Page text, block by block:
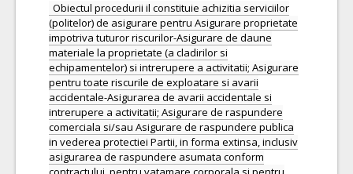
Obiectul procedurii il constituie achizitia serviciilor
(politelor) de asigurare pentru Asigurare proprietate
impotriva tuturor riscurilor-Asigurare de daune
materiale la proprietate (a cladirilor si
echipamentelor) si intrerupere a activitatii; Asigurare
pentru toate riscurile de exploatare si avarii
accidentale-Asigurarea de avarii accidentale si
intrerupere a activitatii; Asigurare de raspundere
comerciala si/sau Asigurare de raspundere publica
in vederea protectiei Partii, in forma extinsa, inclusiv
asigurarea de raspundere asumata conform